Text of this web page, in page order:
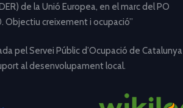
de la Unió Europea, en el marc del PO
Objectiu creixement i ocupació”
pel Servei Públic d’Ocupació de Catalunya
al desenvolupament local.